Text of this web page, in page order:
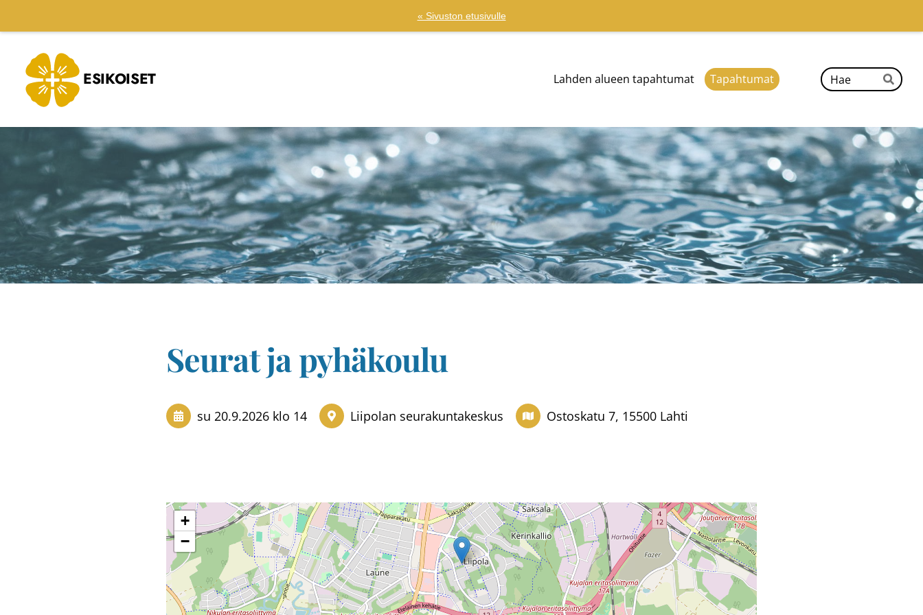
sivun
sisältöön
« Sivuston etusivulle
ESIKOISET Lahden alueen tapahtumat Tapahtumat
Hae
Seurat ja pyhäkoulu
su 20.9.2026 klo 14 Liipolan seurakuntakeskus Ostoskatu 7, 15500 Lahti
+
−